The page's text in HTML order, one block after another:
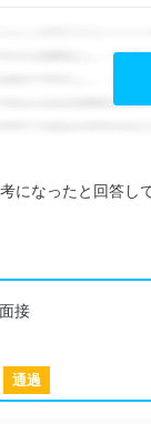
になったと回答し
接
通過